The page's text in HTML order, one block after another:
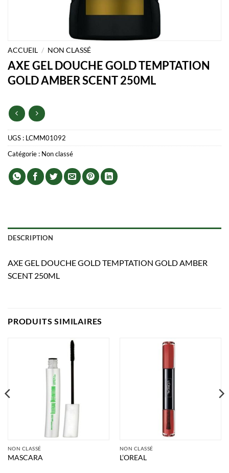
ACCUEIL / NON CLASSÉ
AXE GEL DOUCHE GOLD TEMPTATION
GOLD AMBER SCENT 250ML
UGS : LCMM01092
Catégorie : Non classé
DESCRIPTION
AXE GEL DOUCHE GOLD TEMPTATION GOLD AMBER
SCENT 250ML
PRODUITS SIMILAIRES
NON CLASSÉ
MASCARA
NON CLASSÉ
L’OREAL